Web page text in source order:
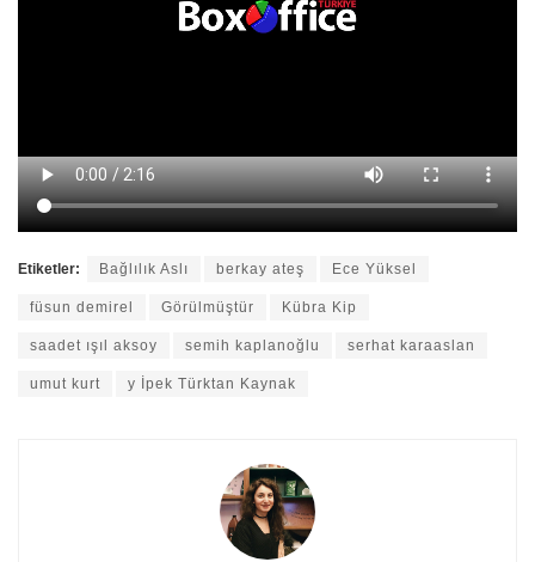
Etiketler: Bağlılık Aslı berkay ateş Ece Yüksel
füsun demirel Görülmüştür Kübra Kip
saadet ışıl aksoy semih kaplanoğlu serhat karaaslan
umut kurt y İpek Türktan Kaynak